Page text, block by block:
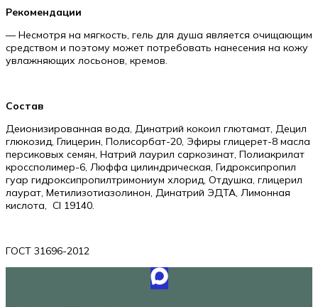
Рекомендации
— Несмотря на мягкость, гель для душа является очищающим
средством и поэтому может потребовать нанесения на кожу
увлажняющих лосьонов, кремов.
Состав
Деионизированная вода, Динатрий кокоил глютамат, Децил
глюкозид, Глицерин, Полисорбат-20, Эфиры глицерет-8 масла
персиковых семян, Натрий лаурил саркозинат, Полиакрилат
кроссполимер-6, Люффа цилиндрическая, Гидроксипропил
гуар гидроксипропилтримониум хлорид, Отдушка, глицерил
лаурат, Метилизотиазолинон, Динатрий ЭДТА, Лимонная
кислота, CI 19140.
ГОСТ 31696-2012